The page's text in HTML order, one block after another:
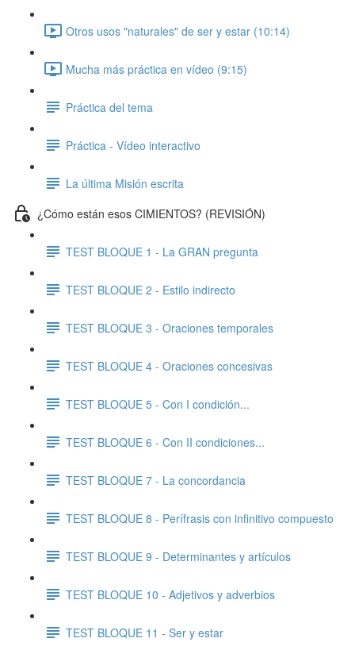
Otros usos "naturales" de ser y estar (10:14)
Mucha más práctica en vídeo (9:15)
Práctica del tema
Práctica - Vídeo interactivo
La última Misión escrita
¿Cómo están esos CIMIENTOS? (REVISIÓN)
TEST BLOQUE 1 - La GRAN pregunta
TEST BLOQUE 2 - Estilo indirecto
TEST BLOQUE 3 - Oraciones temporales
TEST BLOQUE 4 - Oraciones concesivas
TEST BLOQUE 5 - Con I condición...
TEST BLOQUE 6 - Con II condiciones...
TEST BLOQUE 7 - La concordancia
TEST BLOQUE 8 - Perífrasis con infinitivo compuesto
TEST BLOQUE 9 - Determinantes y artículos
TEST BLOQUE 10 - Adjetivos y adverbios
TEST BLOQUE 11 - Ser y estar